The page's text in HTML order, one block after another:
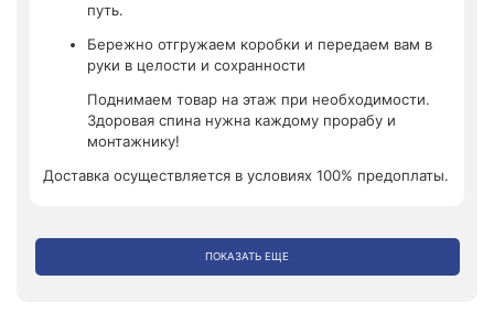
путь.
Бережно отгружаем коробки и передаем вам в
руки в целости и сохранности
Поднимаем товар на этаж при необходимости.
Здоровая спина нужна каждому прорабу и
монтажнику!
Доставка осуществляется в условиях 100% предоплаты.
ПОКАЗАТЬ ЕЩЕ